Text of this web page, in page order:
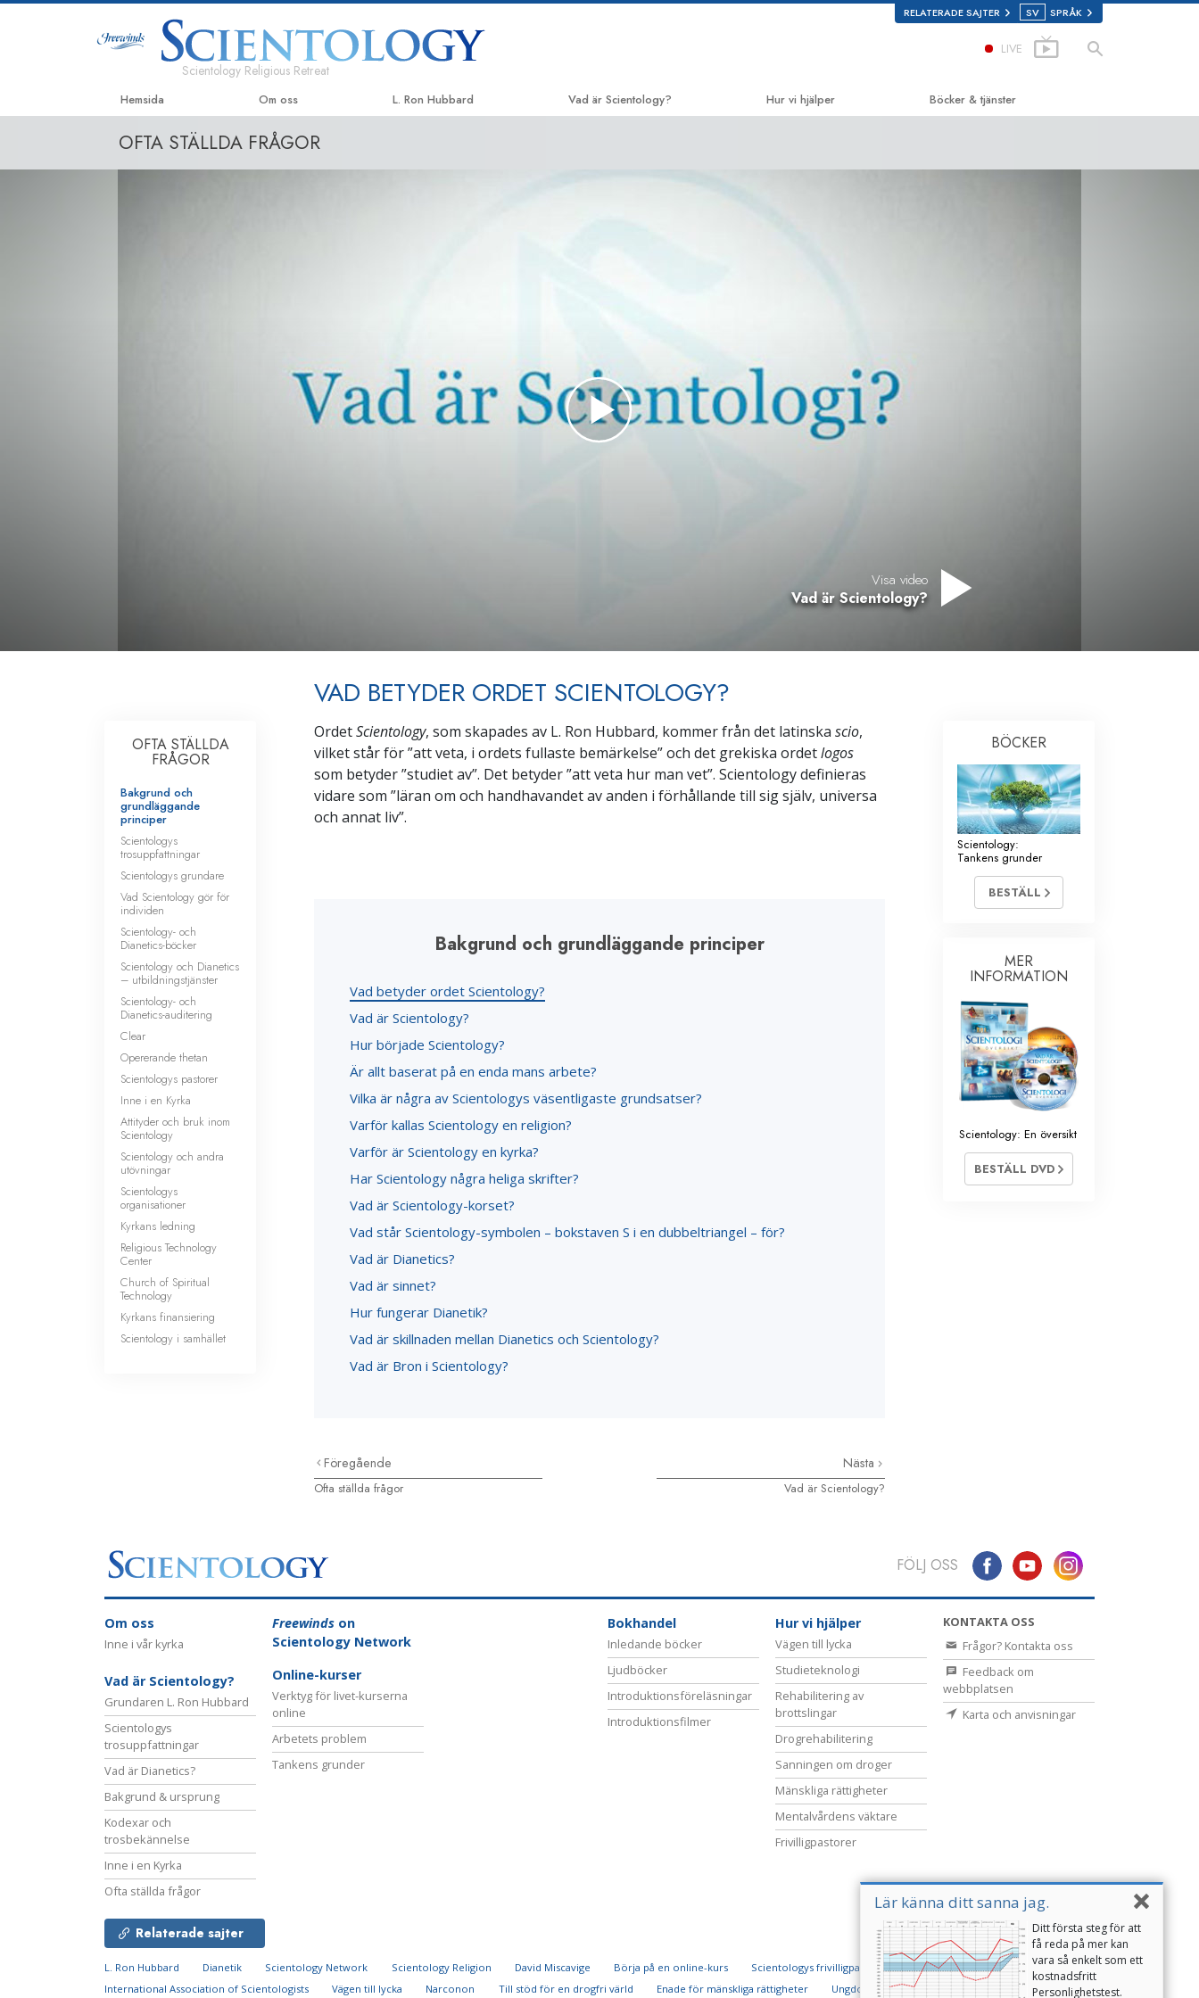
RELATERADE SAJTER SV SPRÅK
Scientology Religious Retreat
LIVE
Hemsida Om oss L. Ron Hubbard Vad är Scientology?
Kärlek och hat –
Vad är storhet?
Hur vi hjälper
Scientologys frivilligpastorer
Böcker & tjänster
OFTA STÄLLDA FRÅGOR
Visa video
Vad är Scientology?
VAD BETYDER ORDET SCIENTOLOGY?
OrdetScientology, som skapades av L. Ron Hubbard, kommer från det latinska scio,
vilket står för ”att veta, i ordets fullaste bemärkelse” och det grekiska ordetlogos
som betyder ”studiet av”. Det betyder ”att veta hur man vet”. Scientology definieras
vidare som ”läran om och handhavandet av anden i förhållande till sig själv, universa
och annat liv”.
Bakgrund och grundläggande principer
Vad betyder ordet Scientology?
Vad är Scientology?
Hur började Scientology?
Är allt baserat på en enda mans arbete?
Vilka är några av Scientologys väsentligaste grundsatser?
Varför kallas Scientology en religion?
Varför är Scientology en kyrka?
Har Scientology några heliga skrifter?
Vad är Scientology-korset?
Vad står Scientology-symbolen – bokstaven S i en dubbeltriangel – för?
Vad är Dianetics?
Vad är sinnet?
Hur fungerar Dianetik?
Vad är skillnaden mellan Dianetics och Scientology?
Vad är Bron i Scientology?
Föregående
Ofta ställda frågor
Nästa
Vad är Scientology?
OFTA STÄLLDA
FRÅGOR
Bakgrund och
grundläggande
principer
Scientologys
trosuppfattningar
Scientologys grundare
Vad Scientology gör för
individen
Scientology- och
Dianetics-böcker
Scientology och Dianetics
– utbildningstjänster
Scientology- och
Dianetics-auditering
Clear
Opererande thetan
Scientologys pastorer
Inne i en Kyrka
Attityder och bruk inom
Scientology
Scientology och andra
utövningar
Scientologys
organisationer
Kyrkans ledning
Religious Technology
Center
Church of Spiritual
Technology
Kyrkans finansiering
Scientology i samhället
BÖCKER
Scientology:
Tankens grunder
BESTÄLL
MER
INFORMATION
Scientology: En översikt
BESTÄLL DVD
Lär känna ditt sanna jag.
Ditt första steg för att
få reda på mer kan
vara så enkelt som ett
kostnadsfritt
Personlighetstest.
FÖLJ OSS
Om oss
Inne i vår kyrka
Vad är Scientology?
Grundaren L. Ron Hubbard
Scientologys
trosuppfattningar
Vad är Dianetics?
Bakgrund & ursprung
Kodexar och
trosbekännelse
Inne i en Kyrka
Ofta ställda frågor
Freewinds on
Scientology Network
Online-kurser
Verktyg för livet-kurserna
online
Arbetets problem
Tankens grunder
Bokhandel
Inledande böcker
Ljudböcker
Introduktionsföreläsningar
Introduktionsfilmer
Hur vi hjälper
Vägen till lycka
Studieteknologi
Rehabilitering av
brottslingar
Drogrehabilitering
Sanningen om droger
Mänskliga rättigheter
Mentalvårdens väktare
Frivilligpastorer
KONTAKTA OSS
Frågor? Kontakta oss
Feedback om
webbplatsen
Karta och anvisningar
Relaterade sajter
L. Ron Hubbard Dianetik Scientology Network Scientology Religion David Miscavige Börja på en online-kurs
Scientologys frivilligpastorer
International Association of Scientologists
Vägen till lycka Narconon Till stöd för en drogfri värld Enade för mänskliga rättigheter Ungdomar för mänskliga rättigheter